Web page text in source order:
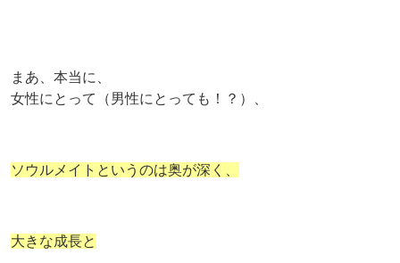
まあ、本当に、
女性にとって（男性にとっても！？）、
ソウルメイトというのは奥が深く、
大きな成長と